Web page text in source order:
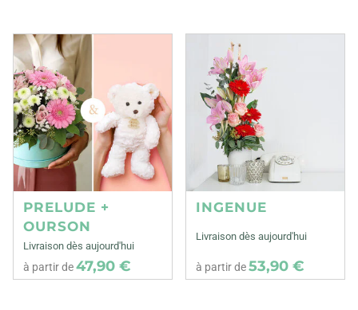
PRELUDE +
OURSON
Livraison dès aujourd'hui
à partir de47,90 €
INGENUE
Livraison dès aujourd'hui
à partir de53,90 €